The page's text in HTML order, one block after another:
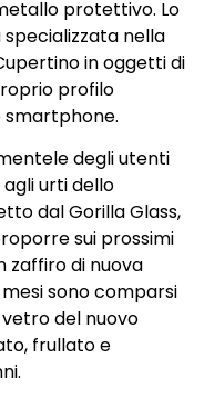
protettivo. Lo
specializzata nella
in oggetti di
profilo
smartphone.
degli utenti
urti dello
dal Gorilla Glass,
sui prossimi
zaffiro di nuova
sono comparsi
del nuovo
frullato e